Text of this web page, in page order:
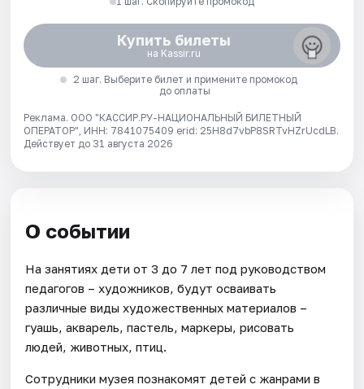
Купить билеты
на Kassir.ru
2 шаг. Выберите билет и примените промокод
до оплаты
Реклама. ООО "КАССИР.РУ-НАЦИОНАЛЬНЫЙ БИЛЕТНЫЙ
ОПЕРАТОР", ИНН: 7841075409 erid: 25H8d7vbP8SRTvHZrUcdLB.
Действует до 31 августа 2026
О событии
На занятиях дети от 3 до 7 лет под руководством
педагогов – художников, будут осваивать
различные виды художественных материалов –
гуашь, акварель, пастель, маркеры, рисовать
людей, животных, птиц.
Сотрудники музея познакомят детей с жанрами в